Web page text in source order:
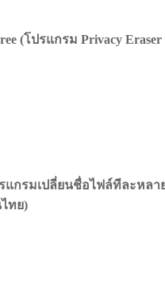
(โปรแกรม Privacy
รแกรมเปลี่ยนชื่อไฟล์ทีละหลา
ทย)